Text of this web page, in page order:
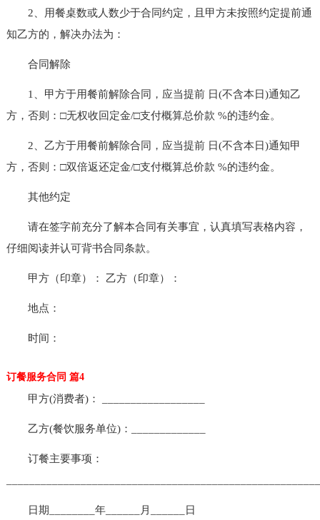
2、用餐桌数或人数少于合同约定，且甲方未按照约定提前通
知乙方的，解决办法为：
合同解除
1、甲方于用餐前解除合同，应当提前 日(不含本日)通知乙
方，否则：□无权收回定金/□支付概算总价款 %的违约金。
2、乙方于用餐前解除合同，应当提前 日(不含本日)通知甲
方，否则：□双倍返还定金/□支付概算总价款 %的违约金。
其他约定
请在签字前充分了解本合同有关事宜，认真填写表格内容，
仔细阅读并认可背书合同条款。
甲方（印章）： 乙方（印章）：
地点：
时间：
订餐服务合同 篇4
甲方(消费者)： __________________
乙方(餐饮服务单位)：_____________
订餐主要事项：
日期________年______月______日